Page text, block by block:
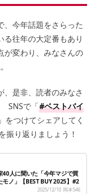
今年話題をさらった
往年の大定番もあり
が変わり、みなさんの
、是非、読者のみなさ
SNSで「#ベストバイ
をつけてシェアしてく
り返りましょう！
40人に聞いた「今年マジで買
モノ」【BEST BUY 2025】#2
2025/12/10 岡本546